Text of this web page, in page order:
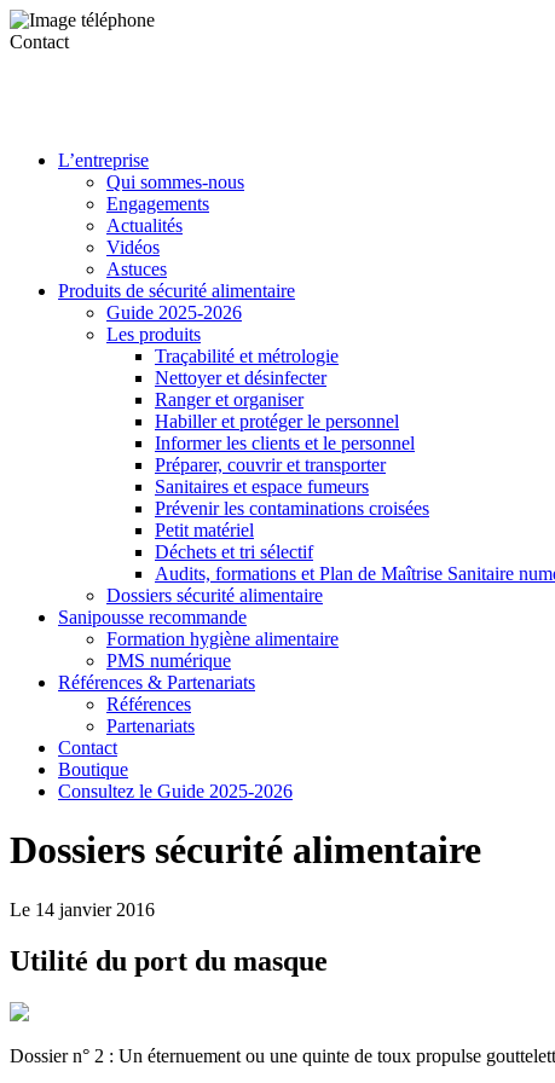
Contact
L’entreprise
Qui sommes-nous
Engagements
Actualités
Vidéos
Astuces
Produits de sécurité alimentaire
Guide 2025-2026
Les produits
Traçabilité et métrologie
Nettoyer et désinfecter
Ranger et organiser
Habiller et protéger le personnel
Informer les clients et le personnel
Préparer, couvrir et transporter
Sanitaires et espace fumeurs
Prévenir les contaminations croisées
Petit matériel
Déchets et tri sélectif
Audits, formations et Plan de Maîtrise Sanitaire
Dossiers sécurité alimentaire
Sanipousse recommande
Formation hygiène alimentaire
PMS numérique
Références & Partenariats
Références
Partenariats
Contact
Boutique
Consultez le Guide 2025-2026
Dossiers sécurité alimentaire
Le 14 janvier 2016
Utilité du port du masque
Dossier n° 2 : Un éternuement ou une quinte de toux propulse